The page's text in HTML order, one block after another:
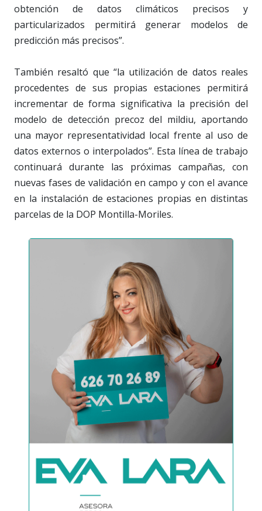
obtención de datos climáticos precisos y
particularizados permitirá generar modelos de
predicción más precisos”.
También resaltó que “la utilización de datos reales
procedentes de sus propias estaciones permitirá
incrementar de forma significativa la precisión del
modelo de detección precoz del mildiu, aportando
una mayor representatividad local frente al uso de
datos externos o interpolados”. Esta línea de trabajo
continuará durante las próximas campañas, con
nuevas fases de validación en campo y con el avance
en la instalación de estaciones propias en distintas
parcelas de la DOP Montilla-Moriles.